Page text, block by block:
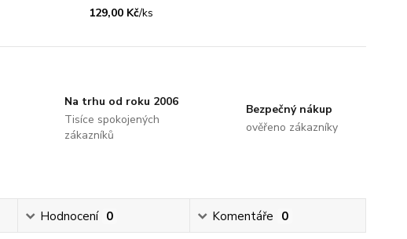
129,00 Kč/ks
Na trhu od roku 2006
Tisíce spokojených
zákazníků
Bezpečný nákup
ověřeno zákazníky
Hodnocení 0 Komentáře 0